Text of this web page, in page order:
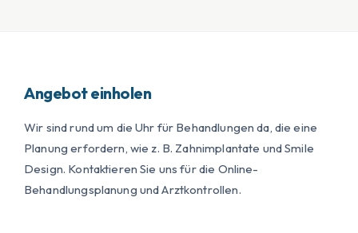
Angebot einholen
Wir sind rund um die Uhr für Behandlungen da, die eine
Planung erfordern, wie z. B. Zahnimplantate und Smile
Design. Kontaktieren Sie uns für die Online-
Behandlungsplanung und Arztkontrollen.